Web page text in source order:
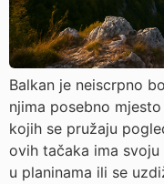
Balkan je neiscrpno
njima posebno
kojih se pružaju
ovih tačaka ima
u planinama ili se